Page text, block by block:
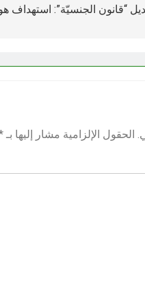
“قانون الجنسيّة”: استهداف
الحقول الإلزامية مشار إليها بـ